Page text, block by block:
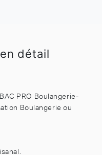
détail
PRO Boulangerie-
Boulangerie ou